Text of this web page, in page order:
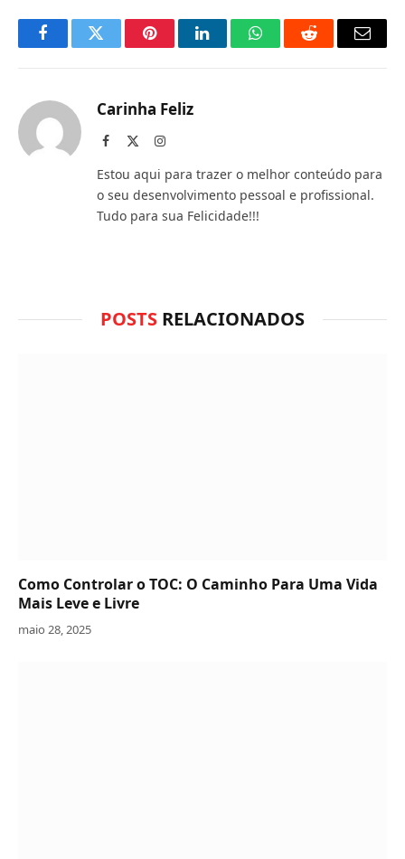
FacebookTwitter PinterestLinkedInO
WhatsApp?
Reddit
E-
Carinha Feliz
Facebook Instagram
Estou aqui para trazer o melhor conteúdo para
o seu desenvolvimento pessoal e profissional.
Tudo para sua Felicidade!!!
POSTS RELACIONADOS
Como Controlar o TOC: O Caminho Para Uma Vida
Mais Leve e Livre
maio 28, 2025